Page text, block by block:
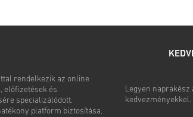
rendelkezik az online
előfizetések és
specializálódott.
platform biztosítása,
Legyen naprakész